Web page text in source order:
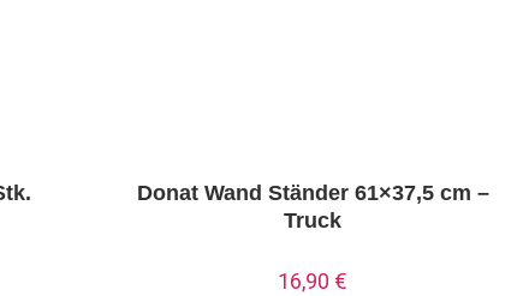
Donat Wand Ständer 61×37,5 cm –
Truck
16,90 €